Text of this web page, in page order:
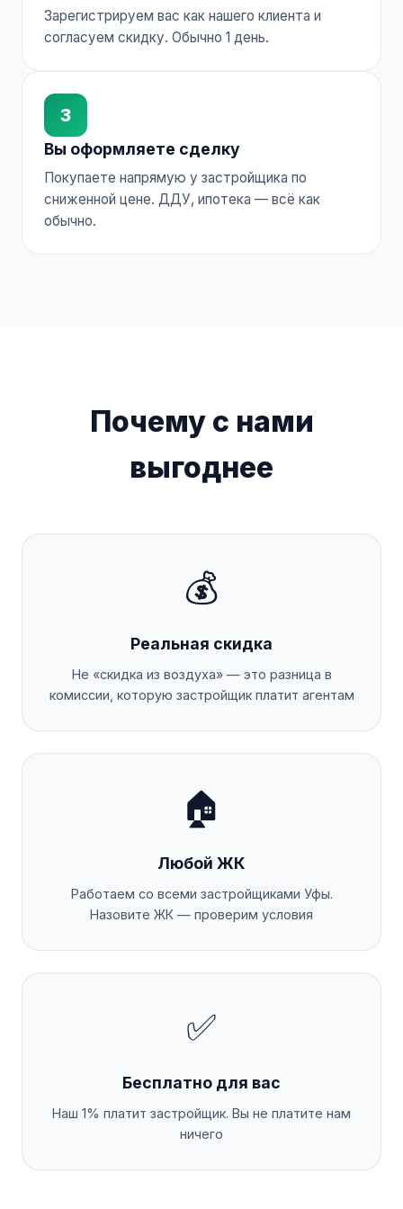
Зарегистрируем вас как нашего клиента и
согласуем скидку. Обычно 1 день.
3
Вы оформляете сделку
Покупаете напрямую у застройщика по
сниженной цене. ДДУ, ипотека — всё как
обычно.
Почему с нами
выгоднее
💰
Реальная скидка
Не «скидка из воздуха» — это разница в
комиссии, которую застройщик платит агентам
🏠
Любой ЖК
Работаем со всеми застройщиками Уфы.
Назовите ЖК — проверим условия
✅
Бесплатно для вас
Наш 1% платит застройщик. Вы не платите нам
ничего